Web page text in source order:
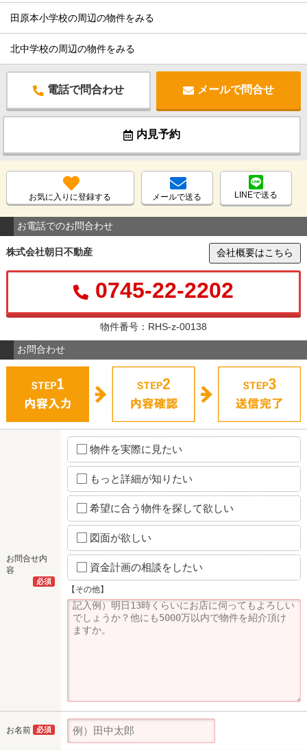
田原本小学校の周辺の物件をみる
北中学校の周辺の物件をみる
電話で問合わせ メールで問合せ
内見予約
お気に入りに登録する メールで送る LINEで送る
お電話でのお問合わせ
株式会社朝日不動産 会社概要はこちら
0745-22-2202
物件番号：RHS-z-00138
お問合わせ
お問合せ内
容
必須
物件を実際に見たい
もっと詳細が知りたい
希望に合う物件を探して欲しい
図面が欲しい
資金計画の相談をしたい
【その他】
お名前 必須